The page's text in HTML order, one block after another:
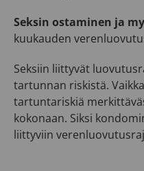
Seksin ostaminen ja
kuukauden
Seksiin liittyvät
tartunnan riskistä.
tartuntariskiä
kokonaan. Siksi
liittyviin